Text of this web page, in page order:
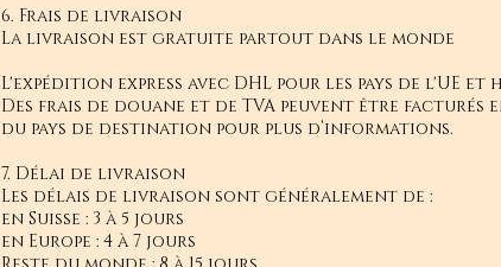
6. Frais de livraison
La livraison est gratuite partout dans le monde
L'expédition express avec DHL pour les pays de l'UE
Des frais de douane et de TVA peuvent être
du pays de destination pour plus d’informations.
7. Délai de livraison
Les délais de livraison sont généralement de :
en Suisse : 3 à 5 jours
en Europe : 4 à 7 jours